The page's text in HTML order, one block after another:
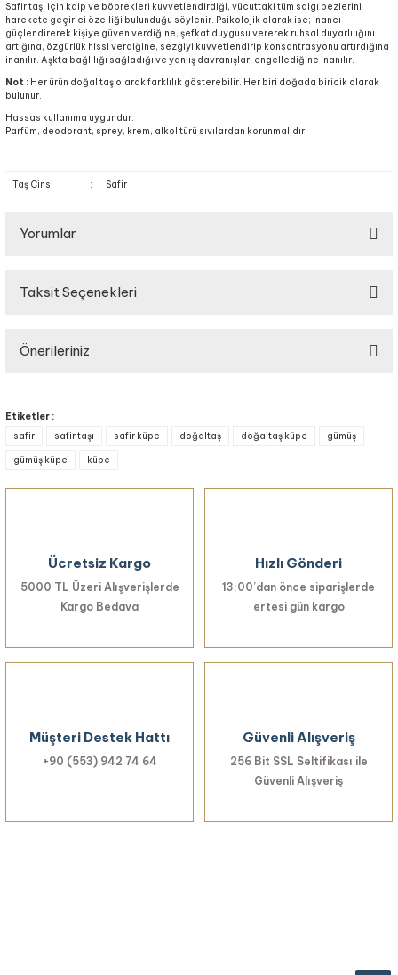
Safir taşı için kalp ve böbrekleri kuvvetlendirdiği, vücuttaki tüm salgı bezlerini
harekete geçirici özelliği bulunduğu söylenir. Psikolojik olarak ise; inancı
güçlendirerek kişiye güven verdiğine, şefkat duygusu vererek ruhsal duyarlılığını
artığına, özgürlük hissi verdiğine, sezgiyi kuvvetlendirip konsantrasyonu artırdığına
inanılır. Aşkta bağlılığı sağladığı ve yanlış davranışları engellediğine inanılır.
Not : Her ürün doğal taş olarak farklılık gösterebilir. Her biri doğada biricik olarak
bulunur.
Hassas kullanıma uygundur.
Parfüm, deodorant, sprey, krem, alkol türü sıvılardan korunmalıdır.
Taş Cinsi : Safir
Yorumlar
Taksit Seçenekleri
Önerileriniz
Görüş ve önerileriniz için teşekkür ederiz.
Ürün resmi kalitesiz, bozuk veya görüntülenemiyor.
Ürün fiyatı diğer sitelerden daha pahalı.
Bu ürüne benzer farklı alternatifler olmalı.
Etiketler :
safir
safir taşı safir küpe doğaltaş doğaltaş küpe gümüş
gümüş küpe küpe
Ücretsiz Kargo
5000 TL Üzeri Alışverişlerde
Kargo Bedava
Hızlı Gönderi
13:00’dan önce siparişlerde
ertesi gün kargo
Müşteri Destek Hattı
+90 (553) 942 74 64
Güvenli Alışveriş
256 Bit SSL Seltifikası ile
Güvenli Alışveriş